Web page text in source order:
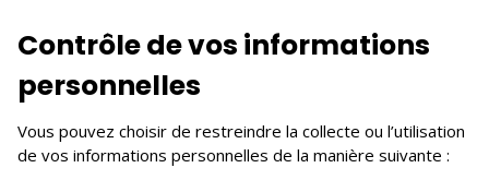
Contrôle de vos informations
personnelles
Vous pouvez choisir de restreindre la collecte ou l’utilisation
de vos informations personnelles de la manière suivante :